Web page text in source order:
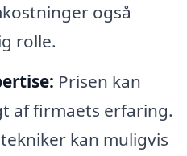
også
rolle.
Prisen kan
af firmaets erfaring.
kan muligvis